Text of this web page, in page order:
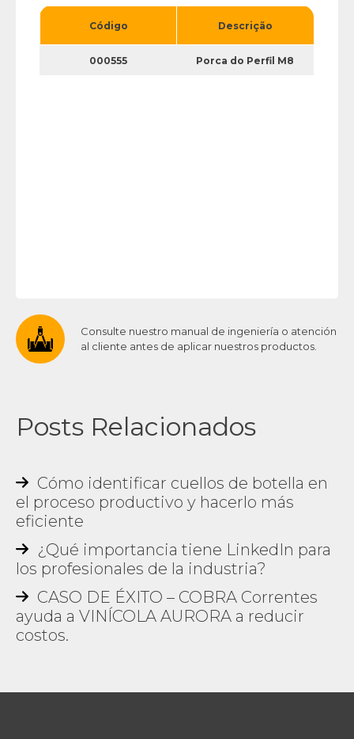
Código Descrição
000555 Porca do Perfil M8
Consulte nuestro manual de ingeniería o atención
al cliente antes de aplicar nuestros productos.
Posts Relacionados
Cómo identificar cuellos de botella en
el proceso productivo y hacerlo más
eficiente
¿Qué importancia tiene LinkedIn para
los profesionales de la industria?
CASO DE ÉXITO – COBRA Correntes
ayuda a VINÍCOLA AURORA a reducir
costos.